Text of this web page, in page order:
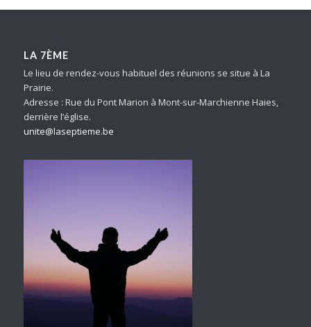
LA 7ÈME
Le lieu de rendez-vous habituel des réunions se situe à La
Prairie.
Adresse : Rue du Pont Marion à Mont-sur-Marchienne Haies,
derrière l’église.
unite@laseptieme.be